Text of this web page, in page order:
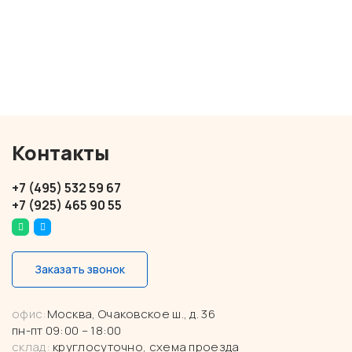
Контакты
+7 (495) 532 59 67
+7 (925) 465 90 55
Заказать звонок
офис:Москва, Очаковское ш., д. 36
пн-пт 09:00 – 18:00
склад: круглосуточно, схема проезда